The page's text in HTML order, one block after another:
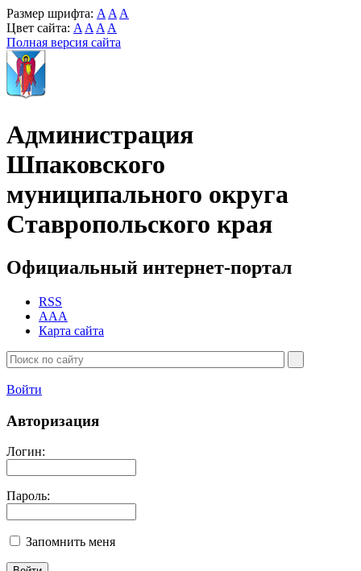
Размер шрифта: A A A
Цвет сайта: A A A A
Полная версия сайта
Администрация
Шпаковского
муниципального округа
Ставропольского края
Официальный интернет-портал
RSS
AAA
Карта сайта
Войти
Авторизация
Логин:
Пароль:
Запомнить меня